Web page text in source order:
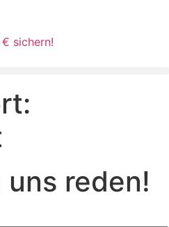
sichern!
uns reden!